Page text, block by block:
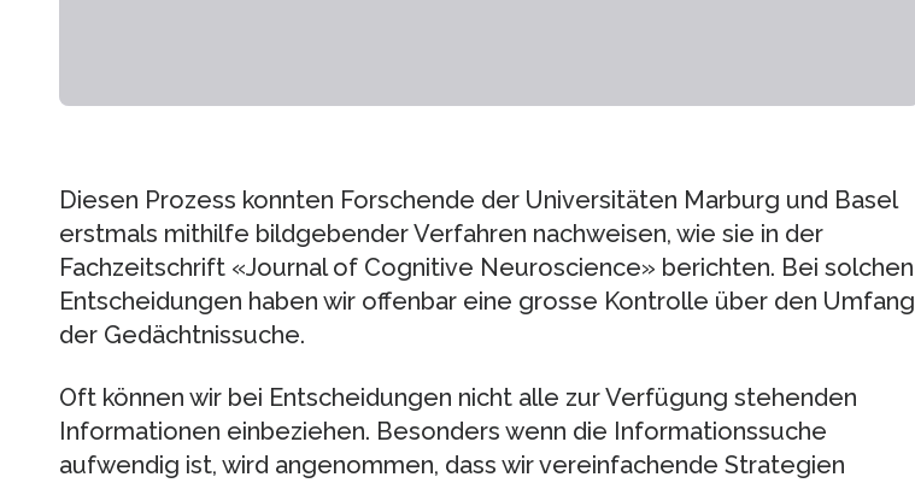
Diesen Prozess konnten Forschende der Universitäten Marburg und Basel
erstmals mithilfe bildgebender Verfahren nachweisen, wie sie in der
Fachzeitschrift «Journal of Cognitive Neuroscience» berichten. Bei solchen
Entscheidungen haben wir offenbar eine grosse Kontrolle über den Umfang
der Gedächtnissuche.
Oft können wir bei Entscheidungen nicht alle zur Verfügung stehenden
Informationen einbeziehen. Besonders wenn die Informationssuche
aufwendig ist, wird angenommen, dass wir vereinfachende Strategien